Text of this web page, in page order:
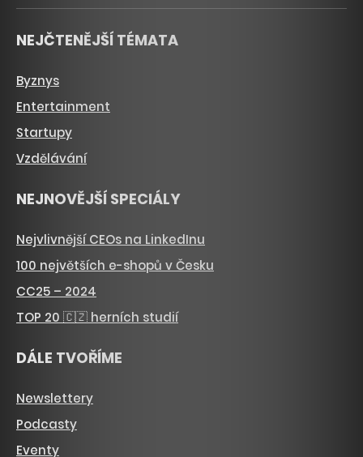
NEJČTENĚJŠÍ TÉMATA
Byznys
Entertainment
Startupy
Vzdělávání
NEJNOVĚJŠÍ SPECIÁLY
Nejvlivnější CEOs na LinkedInu
100 největších e-shopů v Česku
CC25 – 2024
TOP 20 🇨🇿 herních studií
DÁLE TVOŘÍME
Newslettery
Podcasty
Eventy